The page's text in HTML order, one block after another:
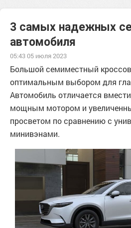
3 самых надежных
автомобиля
05:43 05 июля 2023
Большой семиместный
оптимальным выбором для
Автомобиль отличается
мощным мотором и
просветом по сравнению с
минивэнами.